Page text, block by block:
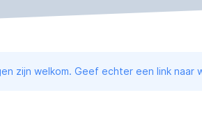
zijn welkom. Geef echter een link naar